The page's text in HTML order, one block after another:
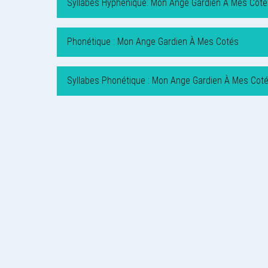
Syllabes Hyphénique: Mon Ange Gardien À Mes
Phonétique : Mon Ange Gardien À Mes Cotés
Syllabes Phonétique : Mon Ange Gardien À Mes